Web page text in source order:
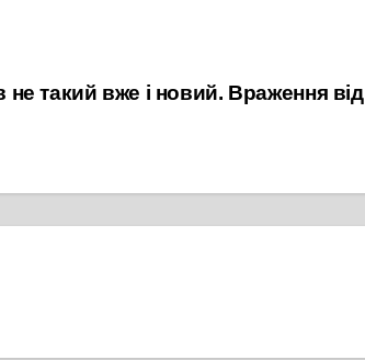
не такий вже і новий. Враження від